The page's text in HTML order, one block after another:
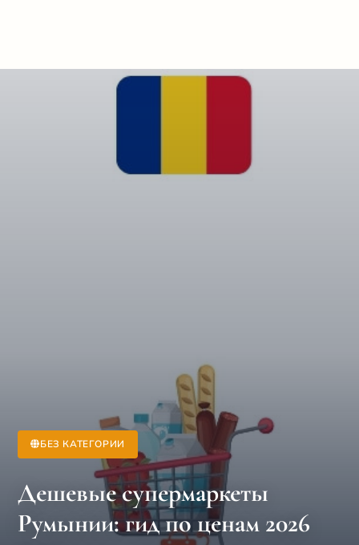
БЕЗ КАТЕГОРИИ
Дешевые супермаркеты
Румынии: гид по ценам 2026